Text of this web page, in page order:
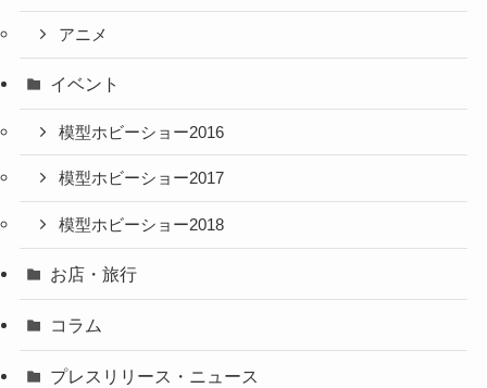
アニメ
イベント
模型ホビーショー2016
模型ホビーショー2017
模型ホビーショー2018
お店・旅行
コラム
プレスリリース・ニュース